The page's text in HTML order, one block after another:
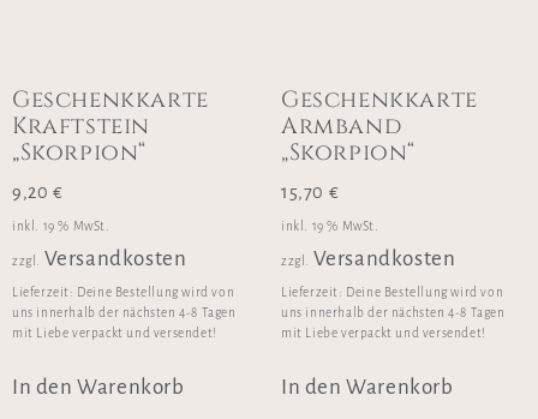
Geschenkkarte
Kraftstein
„Skorpion“
9,20 €
inkl. 19 % MwSt.
zzgl. Versandkosten
Lieferzeit: Deine Bestellung wird von
uns innerhalb der nächsten 4-8 Tagen
mit Liebe verpackt und versendet!
In den Warenkorb
Geschenkkarte
Armband
„Skorpion“
15,70 €
inkl. 19 % MwSt.
zzgl. Versandkosten
Lieferzeit: Deine Bestellung wird von
uns innerhalb der nächsten 4-8 Tagen
mit Liebe verpackt und versendet!
In den Warenkorb